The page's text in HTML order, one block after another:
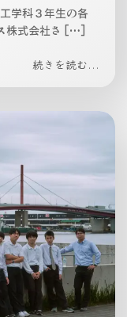
学科３年生の各
株式会社さ […]
続きを読む...